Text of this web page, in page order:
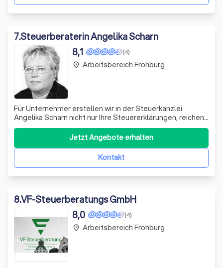
7.Steuerberaterin Angelika Scharn
(4)
8,1
Für Unternehmer erstellen wir in der Steuerkanzlei
Angelika Scharn nicht nur Ihre Steuererklärungen, reichen
Sie beim zuständigen Finanzamt ein und überprüfen alle
Finanzbuchhaltung, erstellen notwendige
Jahresabschlüsse und verschaffen Ihnen dam
Kontakt
Jetzt Angebote erhalten
place Arbeitsbereich Frohburg
8.VF-Steuerberatungs GmbH
(4)
8,0
place Arbeitsbereich Frohburg